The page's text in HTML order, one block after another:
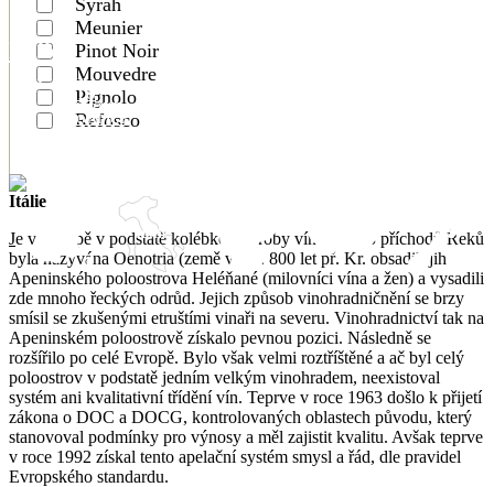
Meunier
Pinot Noir
Mouvedre
Pignolo
Refosco
Itálie
BEAUJOLAIS
ALSACE
BORDEAUX
BOURGOGNE
CHAMPAGNE
CÔTES DU
RHÔNE
LANGUEDOC
směrem na jih navazuje Côte Chalonnaise, kolem Chalon-sur-
Sâone a Mâconnais, poblíž města Mâcon, sousedící s Beaujolais.
Montagne de Reims
křídových půd. Převládá zde odrůda Pinot Noir. Pochází
odsud většina prestižních domů a skvělá dlouhověká
šampaňská.
Valée de la Marne- údolí řeky Marny s převážně jílovito-
vápenitými půdami. Dominantní odrůdou je Pinot Meunier.
Šampaňská mají ovocné aroma i chuť a jsou jemná.
Côte des Blancs a Côte des Sézanne- v této části dominuje
bílá odrůda Chardonnay. Křídové půdy podtrhují její eleganci
a šampaňská odtud mají velký potenciál a jsou velmi
květinová a ovocná.
Côte des Bar- nejjižnější podoblast, s křídovým podložím,
osázená hojně odrůdou Pinot Noir. Historicky tato část patřila
k Burgundsku. Šampaňská jsou komplexní a aromatická. S
Mourvèdre Cinsault
Piquepoul Mauzac Bourboulenc Marsanne Roussanne
d'Aix-en-Provence
Coteaux Varois en Provence
Itálie
FRIULI
ASOLO
PIEDMONT
ALTO ADIGE
usazené mezi nimi.
také vína jsou odlišného charakteru.
Grillo Catarratto
Mascalese
Marsala
vinařských stylů.
Německo
Pfalz nebo produktivnější Rheinhessen. Leží také na řece Rýn,
v délce zhruba 25 km mezi Wiesbadenem a Rudesheimem.
Mosely
Česko
Nový Zéland
Itálie
Je v Evropě v podstatě kolébkou výroby vína. Už po příchodů Řeků
byla nazývána Oenotria (země vína). 800 let př. Kr. obsadili jih
Apeninského poloostrova Heléňané (milovníci vína a žen) a vysadili
zde mnoho řeckých odrůd. Jejich způsob vinohradničnění se brzy
smísil se zkušenými etruštími vinaři na severu. Vinohradnictví tak na
Apeninském poloostrově získalo pevnou pozici. Následně se
rozšířilo po celé Evropě. Bylo však velmi roztříštěné a ač byl celý
poloostrov v podstatě jedním velkým vinohradem, neexistoval
systém ani kvalitativní třídění vín. Teprve v roce 1963 došlo k přijetí
zákona o DOC a DOCG, kontrolovaných oblastech původu, který
stanovoval podmínky pro výnosy a měl zajistit kvalitu. Avšak teprve
v roce 1992 získal tento apelační systém smysl a řád, dle pravidel
Evropského standardu.